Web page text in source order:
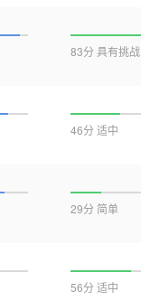
83分 具有挑战
46分 适中
29分 简单
56分 适中